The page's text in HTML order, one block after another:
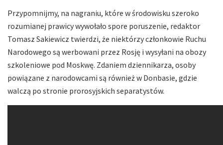
Przypomnijmy, na nagraniu, które w środowisku szeroko
rozumianej prawicy wywołało spore poruszenie, redaktor
Tomasz Sakiewicz twierdzi, że niektórzy członkowie Ruchu
Narodowego są werbowani przez Rosję i wysyłani na obozy
szkoleniowe pod Moskwę. Zdaniem dziennikarza, osoby
powiązane z narodowcami są również w Donbasie, gdzie
walczą po stronie prorosyjskich separatystów.